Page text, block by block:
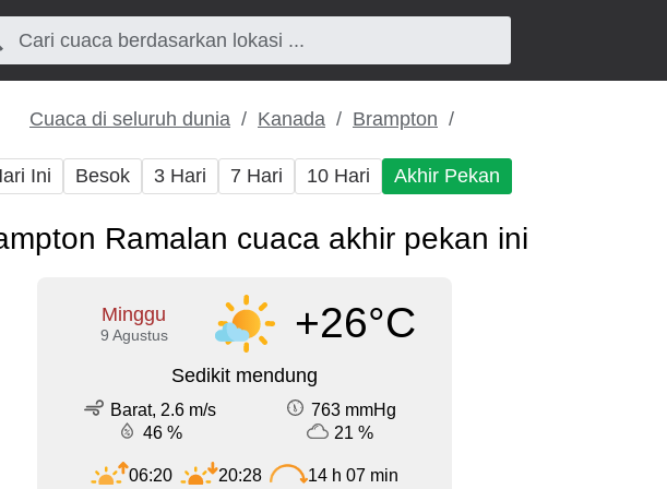
Cuaca di seluruh dunia Kanada Brampton
Ini Besok 3 Hari 7 Hari 10 Hari Akhir Pekan
Ramalan cuaca akhir pekan ini
Minggu
9 Agustus +26°C
Sedikit mendung
Barat, 2.6 m/s
763 mmHg
46 %
21 %
06:20 20:28 14 h 07 min